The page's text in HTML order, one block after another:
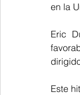
en la
Eric
Este